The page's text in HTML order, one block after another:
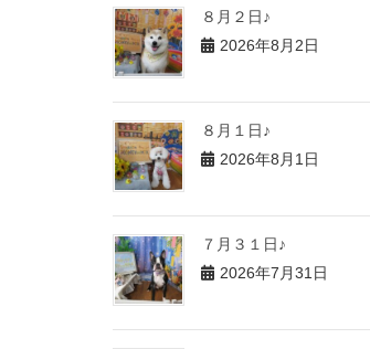
８月２日♪
2026年8月2日
８月１日♪
2026年8月1日
７月３１日♪
2026年7月31日